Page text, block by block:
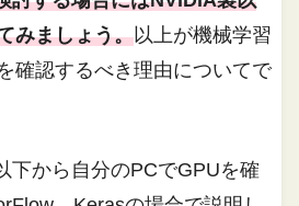
みましょう。以上が機械学習
確認するべき理由についてで
下から自分のPCでGPUを確